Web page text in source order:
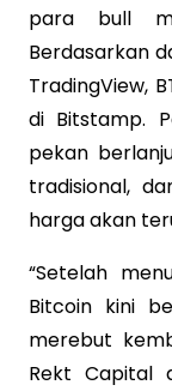
para bull
Berdasarkan
TradingView,
di Bitstamp.
pekan
tradisional,
harga akan
“Setelah
Bitcoin kini
merebut
Rekt Capital